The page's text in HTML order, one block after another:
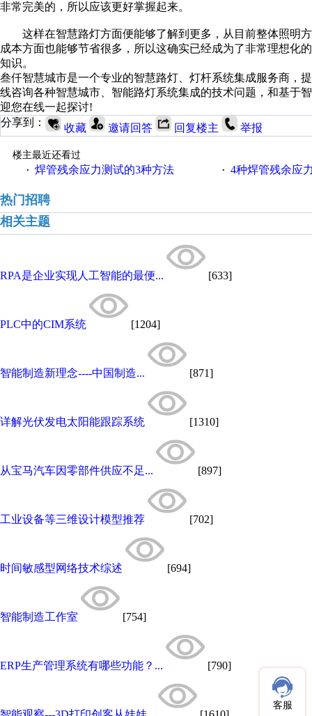
非常完美的，所以应该更好掌握起来。
这样在智慧路灯方面便能够了解到更多，从目前整体照明
成本方面也能够节省很多，所以这确实已经成为了非常理想化
知识。
叁仟智慧城市是一个专业的智慧路灯、灯杆系统集成服务商，
线咨询各种智慧城市、智能路灯系统集成的技术问题，和基于
迎您在线一起探讨!
分享到：
收藏 邀请回答 回复楼主 举报
楼主最近还看过
· 焊管残余应力测试的3种方法 · 4种焊管残余应
热门招聘
相关主题
RPA是企业实现人工智能的最便... [633]
PLC中的CIM系统 [1204]
智能制造新理念----中国制造... [871]
详解光伏发电太阳能跟踪系统 [1310]
从宝马汽车因零部件供应不足... [897]
工业设备等三维设计模型推荐 [702]
时间敏感型网络技术综述 [694]
智能制造工作室 [754]
ERP生产管理系统有哪些功能？... [790]
客服